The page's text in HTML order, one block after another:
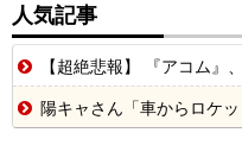
人気記事
【超絶悲報】 『アコム』
陽キャさん「車からロケット花火打ち上げ